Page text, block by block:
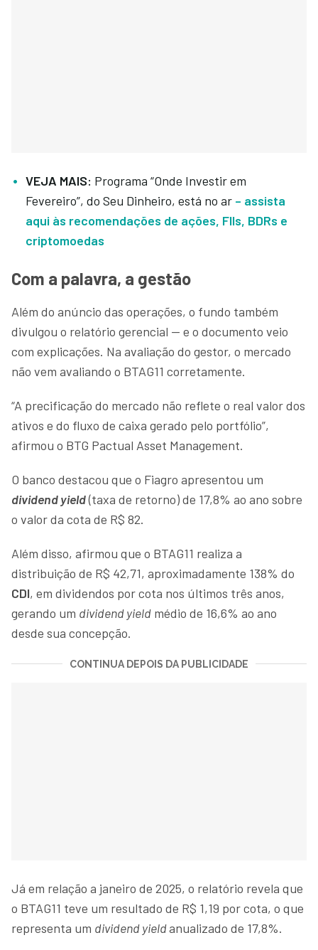
VEJA MAIS: Programa “Onde Investir em
Fevereiro”, do Seu Dinheiro, está no ar – assista
aqui às recomendações de ações, FIIs, BDRs e
criptomoedas
Com a palavra, a gestão
Além do anúncio das operações, o fundo também
divulgou o relatório gerencial — e o documento veio
com explicações. Na avaliação do gestor, o mercado
não vem avaliando o BTAG11 corretamente.
“A precificação do mercado não reflete o real valor dos
ativos e do fluxo de caixa gerado pelo portfólio”,
afirmou o BTG Pactual Asset Management.
O banco destacou que o Fiagro apresentou um
dividend yield(taxa de retorno) de 17,8% ao ano sobre
o valor da cota de R$ 82.
Além disso, afirmou que o BTAG11 realiza a
distribuição de R$ 42,71, aproximadamente 138% do
CDI, em dividendos por cota nos últimos três anos,
gerando um dividend yield médio de 16,6% ao ano
desde sua concepção.
CONTINUA DEPOIS DA PUBLICIDADE
Já em relação a janeiro de 2025, o relatório revela que
o BTAG11 teve um resultado de R$ 1,19 por cota, o que
representa um dividend yieldanualizado de 17,8%.